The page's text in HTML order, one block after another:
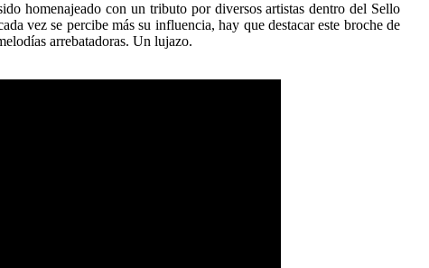
homenajeado con un tributo por diversos artistas dentro del Sello
vez se percibe más su influencia, hay que destacar este broche de
arrebatadoras. Un lujazo.